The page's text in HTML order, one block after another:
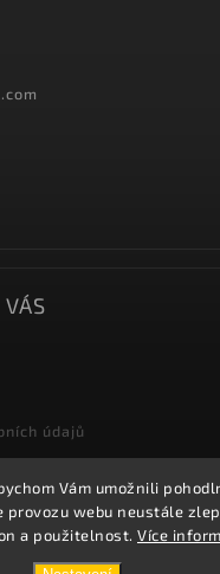
Vám umožnili
provozu webu neustále
a použitelnost. Více
údajů
R&F s.r.o.. Všechna